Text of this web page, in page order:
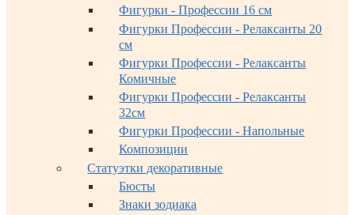
Фигурки - Профессии 16 см
Фигурки Профессии - Релаксанты 20
см
Фигурки Профессии - Релаксанты
Комичные
Фигурки Профессии - Релаксанты
32см
Фигурки Профессии - Напольные
Композиции
Статуэтки декоративные
Бюсты
Знаки зодиака